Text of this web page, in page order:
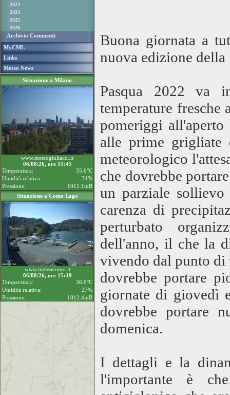
2023
2024
2025
2026
Archivio Commenti
MyCML
Links
Meteo News
Situazione a Milano
www.meteogiuliacci.it
06/08/26, ore 15:45
Temperatura:
35.6°C
Umidità relativa:
34%
Pressione:
1011.1mB
Situazione a Como Lago
www.meteocomo.it
06/08/26, ore 15:49
Temperatura:
36.6°C
Umidità relativa:
27%
Pressione:
1012.4mB
Buona giornata a
nuova edizione della
Pasqua 2022 va
temperature
pomeriggi
alle prime grigliate
meteorologico
che dovrebbe
un parziale sollievo
carenza di
perturbato
dell'anno, il che la
vivendo dal punto di
dovrebbe portare
giornate di giovedì
dovrebbe portare
domenica.
I dettagli e la
l'importante è